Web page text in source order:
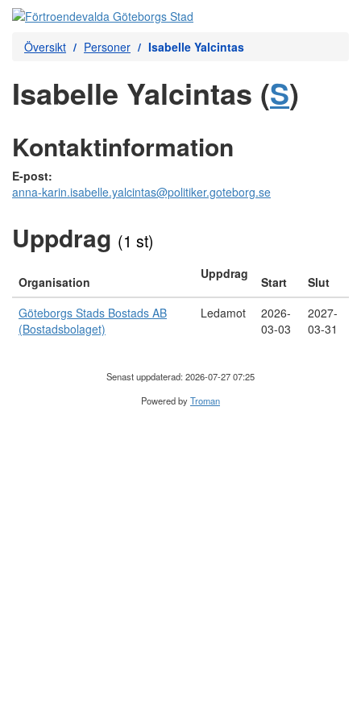
Översikt Personer Isabelle Yalcintas
Isabelle Yalcintas (S)
Kontaktinformation
E-post:
anna-karin.isabelle.yalcintas@politiker.goteborg.se
Uppdrag (1 st)
Organisation
Uppdrag
Start
Slut
Göteborgs Stads Bostads AB
(Bostadsbolaget)
Ledamot
2026-
03-03
2027-
03-31
Senast uppdaterad: 2026-07-27 07:25
Powered byTroman